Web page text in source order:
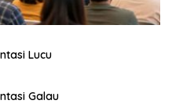
Lucu
Galau